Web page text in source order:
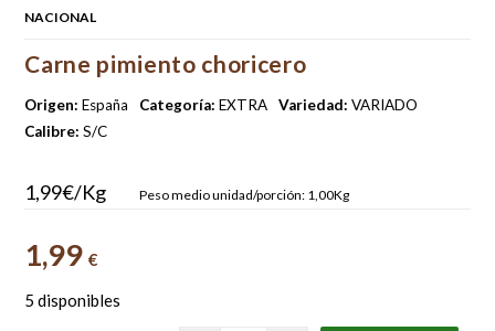
NACIONAL
Carne pimiento choricero
Origen: España Categoría: EXTRA Variedad: VARIADO
Calibre: S/C
1,99€/Kg Peso medio unidad/porción: 1,00Kg
1,99€
5 disponibles